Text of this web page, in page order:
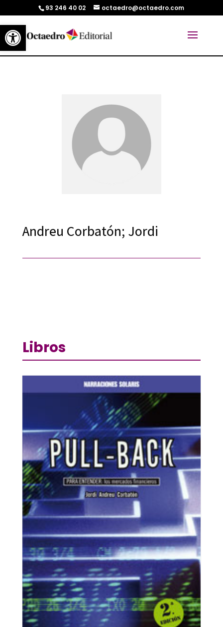
Abrir barra de herramientas
93 246 40 02 octaedro@octaedro.com
Andreu Corbatón; Jordi
Libros